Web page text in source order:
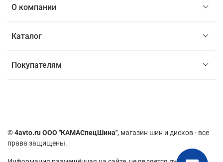
О компании
Каталог
Покупателям
©4avto.ru ООО "КАМАСпецШина", магазин шин и дисков - все
права защищены.